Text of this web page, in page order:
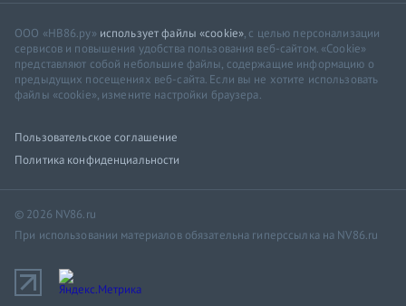
ООО «НВ86.ру» использует файлы «cookie», с целью персонализации
сервисов и повышения удобства пользования веб-сайтом. «Cookie»
представляют собой небольшие файлы, содержащие информацию о
предыдущих посещениях веб-сайта. Если вы не хотите использовать
файлы «cookie», измените настройки браузера.
Пользовательское соглашение
Политика конфиденциальности
© 2026 NV86.ru
При использовании материалов обязательна гиперссылка на NV86.ru